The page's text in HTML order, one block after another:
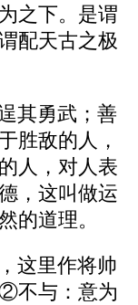
之下。是谓
配天古之极
其勇武；善
胜敌的人，
人，对人表
，这叫做运
的道理。
这里作将帅
不与：意为